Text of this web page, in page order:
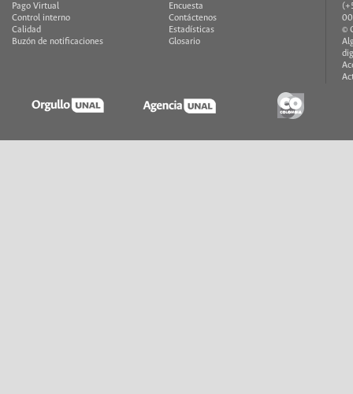
Pago Virtual
Control interno
Calidad
Buzón de notificaciones
Encuesta
Contáctenos
Estadísticas
Glosario
©